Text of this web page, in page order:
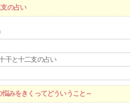
の占い
干と十二支の占い
みをきくってどういうこと～